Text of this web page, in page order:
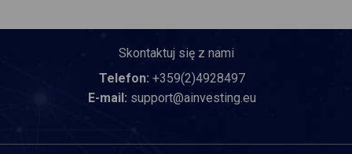
Skontaktuj się z nami
Telefon: +359(2)4928497
E-mail: support@ainvesting.eu